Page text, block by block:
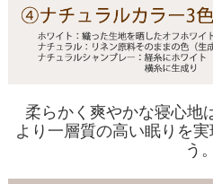
柔らかく爽やかな寝心地
より一層質の高い眠りを
う。